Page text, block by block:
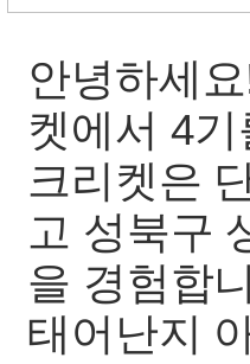
안녕하세
켓에서 4
크리켓은
고 성북구
을 경험합
태어난지